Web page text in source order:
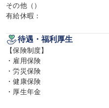
その他（）
有給休暇：
待遇・福利厚生
【保険制度】
・雇用保険
・労災保険
・健康保険
・厚生年金